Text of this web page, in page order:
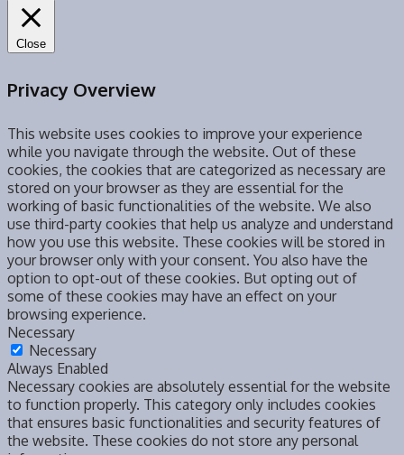
Close
Privacy Overview
This website uses cookies to improve your experience
while you navigate through the website. Out of these
cookies, the cookies that are categorized as necessary are
stored on your browser as they are essential for the
working of basic functionalities of the website. We also
use third-party cookies that help us analyze and understand
how you use this website. These cookies will be stored in
your browser only with your consent. You also have the
option to opt-out of these cookies. But opting out of
some of these cookies may have an effect on your
browsing experience.
Necessary
Necessary
Always Enabled
Necessary cookies are absolutely essential for the website
to function properly. This category only includes cookies
that ensures basic functionalities and security features of
the website. These cookies do not store any personal